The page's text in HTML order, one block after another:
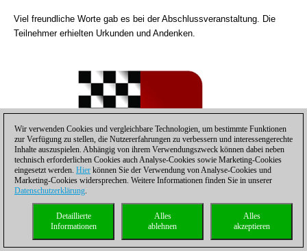
Viel freundliche Worte gab es bei der Abschlussveranstaltung. Die
Teilnehmer erhielten Urkunden und Andenken.
Wir verwenden Cookies und vergleichbare Technologien, um bestimmte Funktionen
zur Verfügung zu stellen, die Nutzererfahrungen zu verbessern und interessengerechte
Inhalte auszuspielen. Abhängig von ihrem Verwendungszweck können dabei neben
technisch erforderlichen Cookies auch Analyse-Cookies sowie Marketing-Cookies
eingesetzt werden. Hier können Sie der Verwendung von Analyse-Cookies und
Marketing-Cookies widersprechen. Weitere Informationen finden Sie in unserer
Datenschutzerklärung.
Alles
akzeptieren
Alles
ablehnen
Detaillierte
Informationen